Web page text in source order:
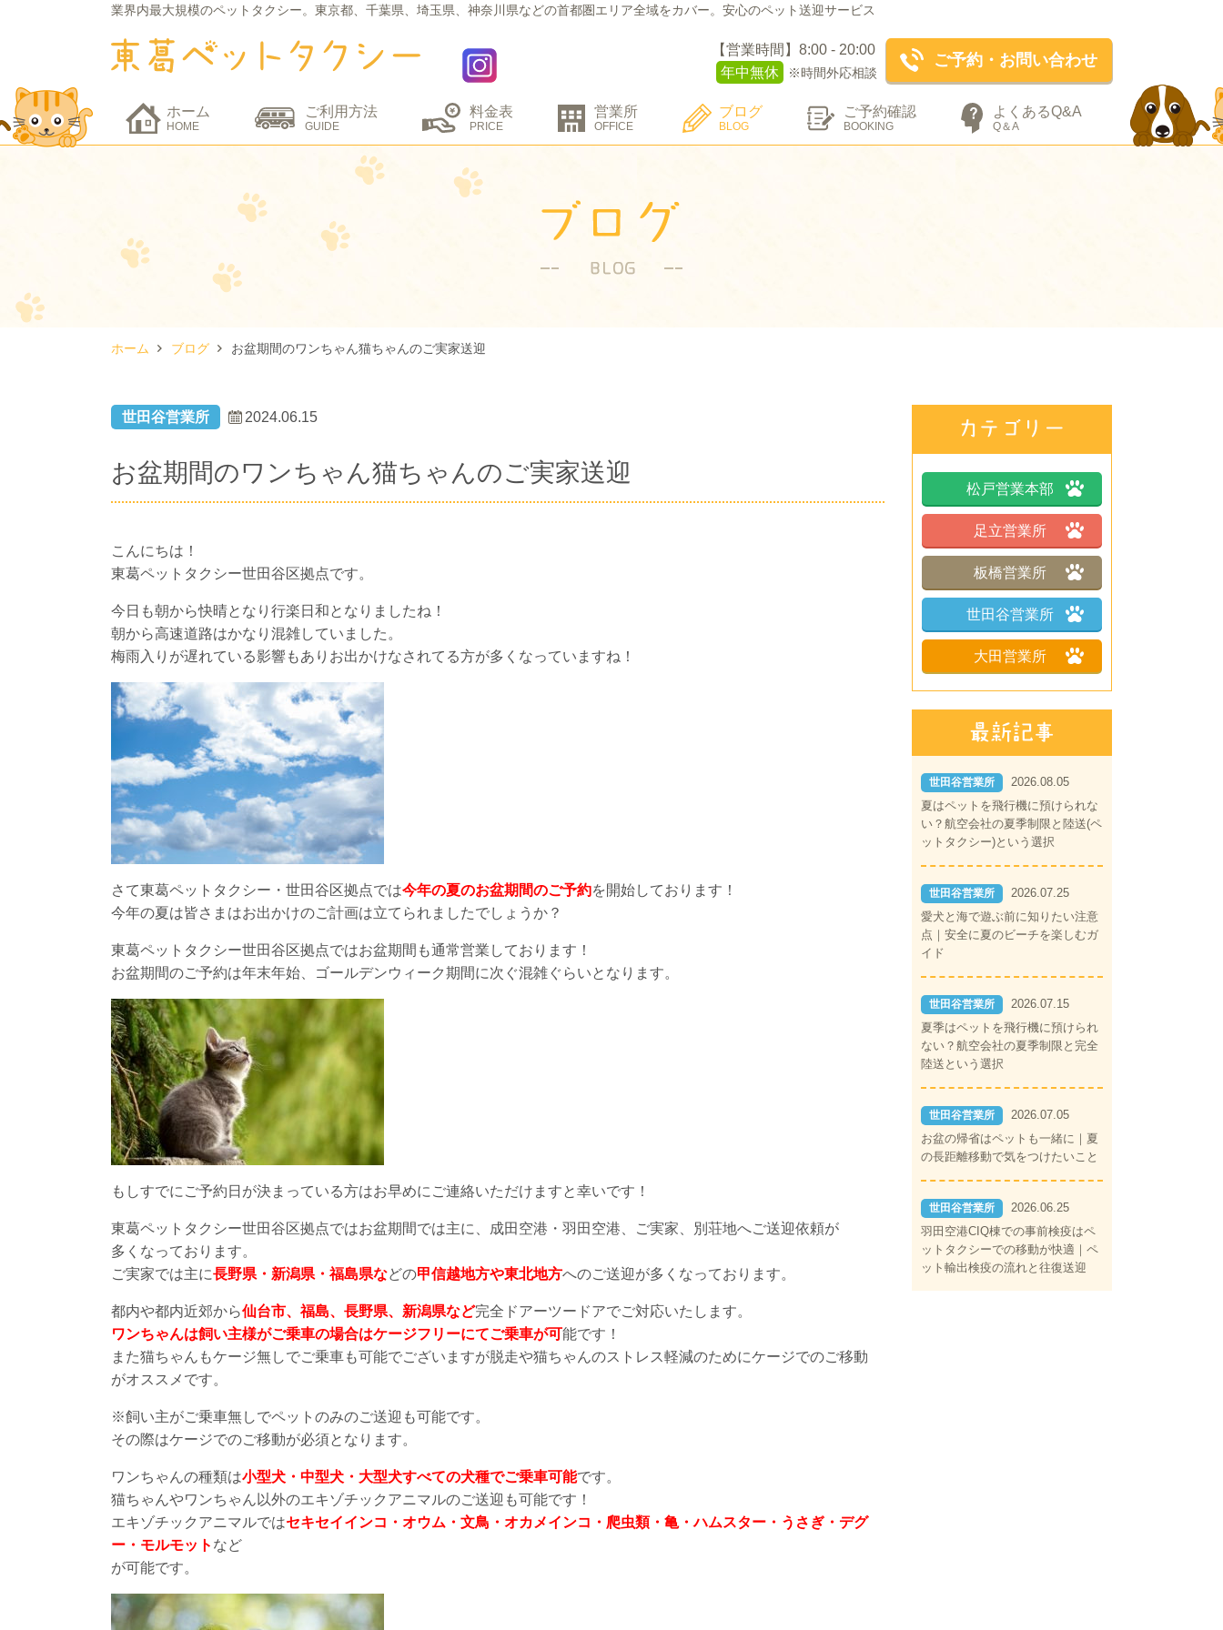
業界内最大規模のペットタクシー。 東京都、千葉県、埼玉県、神奈川県などの首都圏エリア全域をカバー。 安心のペット送迎サービス
【営業時間】8:00 - 20:00
年中無休
※時間外応相談
ご予約・お問い合わせ
ホーム
HOME
ご利用方法
GUIDE
料金表
PRICE
営業所
OFFICE
ブログ
BLOG
ご予約確認
BOOKING
よくあるQ&A
Q＆A
ホーム ブログ お盆期間のワンちゃん猫ちゃんのご実家送迎
世田谷営業所 2024.06.15
お盆期間のワンちゃん猫ちゃんのご実家送迎
こんにちは！
東葛ペットタクシー世田谷区拠点です。
今日も朝から快晴となり行楽日和となりましたね！
朝から高速道路はかなり混雑していました。
梅雨入りが遅れている影響もありお出かけなされてる方が多くなっていますね！
さて東葛ペットタクシー・世田谷区拠点では今年の夏のお盆期間のご予約を開始しております！
今年の夏は皆さまはお出かけのご計画は立てられましたでしょうか？
東葛ペットタクシー世田谷区拠点ではお盆期間も通常営業しております！
お盆期間のご予約は年末年始、ゴールデンウィーク期間に次ぐ混雑ぐらいとなります。
もしすでにご予約日が決まっている方はお早めにご連絡いただけますと幸いです！
東葛ペットタクシー世田谷区拠点ではお盆期間では主に、成田空港・羽田空港、ご実家、別荘地へご送迎依頼が
多くなっております。
ご実家では主に長野県・新潟県・福島県などの甲信越地方や東北地方へのご送迎が多くなっております。
都内や都内近郊から仙台市、福島、長野県、新潟県など完全ドアーツードアでご対応いたします。
ワンちゃんは飼い主様がご乗車の場合はケージフリーにてご乗車が可能です！
また猫ちゃんもケージ無しでご乗車も可能でございますが脱走や猫ちゃんのストレス軽減のためにケージでのご移動
がオススメです。
※飼い主がご乗車無しでペットのみのご送迎も可能です。
その際はケージでのご移動が必須となります。
ワンちゃんの種類は小型犬・中型犬・大型犬すべての犬種でご乗車可能です。
猫ちゃんやワンちゃん以外のエキゾチックアニマルのご送迎も可能です！
エキゾチックアニマルではセキセイインコ・オウム・文鳥・オカメインコ・爬虫類・亀・ハムスター・うさぎ・デグ
ー・モルモット など
が可能です。
松戸営業本部
足立営業所
板橋営業所
世田谷営業所
大田営業所
世田谷営業所
2026.08.05
夏はペットを飛行機に預けられな
い？航空会社の夏季制限と陸送(ペ
ットタクシー)という選択
世田谷営業所
2026.07.25
愛犬と海で遊ぶ前に知りたい注意
点｜安全に夏のビーチを楽しむガ
イド
世田谷営業所
2026.07.15
夏季はペットを飛行機に預けられ
ない？航空会社の夏季制限と完全
陸送という選択
世田谷営業所
2026.07.05
お盆の帰省はペットも一緒に｜夏
の長距離移動で気をつけたいこと
世田谷営業所
2026.06.25
羽田空港CIQ棟での事前検疫はペ
ットタクシーでの移動が快適｜ペ
ット輸出検疫の流れと往復送迎